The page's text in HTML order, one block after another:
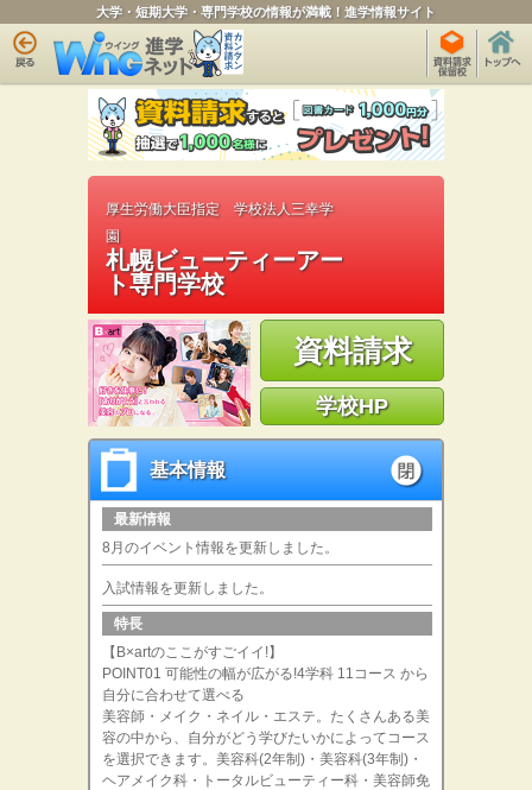
大学・短期大学・専門学校の情報が満載！進学情報サイト
厚生労働大臣指定 学校法人三幸学
園
札幌ビューティーアー
ト専門学校
資料請求
学校HP
基本情報
基本情報
最新情報
8月のイベント情報を更新しました。
入試情報を更新しました。
特長
【B×artのここがすごイイ!】
POINT01 可能性の幅が広がる!4学科 11コース から
自分に合わせて選べる
美容師・メイク・ネイル・エステ。たくさんある美
容の中から、自分がどう学びたいかによってコース
を選択できます。美容科(2年制)・美容科(3年制)・
ヘアメイク科・トータルビューティー科・美容師免